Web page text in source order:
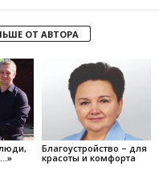
ОТ АВТОРА
Благоустройство – для
красоты и комфорта